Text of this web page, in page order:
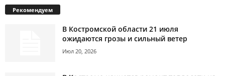
Рекомендуем
В Костромской области 21 июля
ожидаются грозы и сильный ветер
Июл 20, 2026